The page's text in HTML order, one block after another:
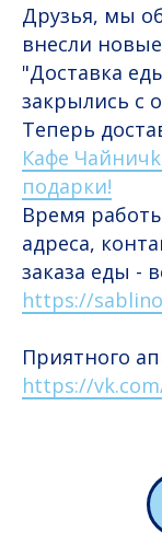
Друзья, мы
внесли
"Доставка
закрылись с
Теперь
Кафе
подарки!
Время
адреса,
заказа еды -
https://
Приятного
https://